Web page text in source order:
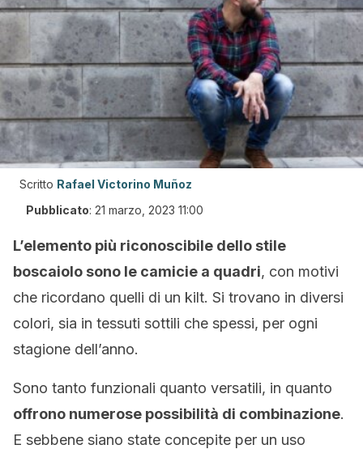
Scritto Rafael Victorino Muñoz
Pubblicato: 21 marzo, 2023 11:00
L’elemento più riconoscibile dello stile
boscaiolo sono le camicie a quadri, con motivi
che ricordano quelli di un kilt. Si trovano in diversi
colori, sia in tessuti sottili che spessi, per ogni
stagione dell’anno.
Sono tanto funzionali quanto versatili, in quanto
offrono numerose possibilità di combinazione.
E sebbene siano state concepite per un uso